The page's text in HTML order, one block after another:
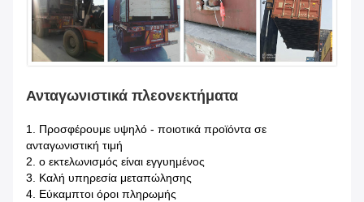
Ανταγωνιστικά πλεονεκτήματα
1. Προσφέρουμε υψηλό - ποιοτικά προϊόντα σε
ανταγωνιστική τιμή
2. ο εκτελωνισμός είναι εγγυημένος
3. Καλή υπηρεσία μεταπώλησης
4. Εύκαμπτοι όροι πληρωμής